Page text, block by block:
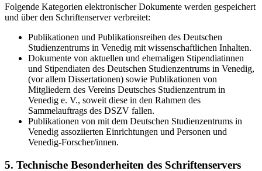
Folgende Kategorien elektronischer Dokumente werden gespeichert
und über den Schriftenserver verbreitet:
Publikationen und Publikationsreihen des Deutschen
Studienzentrums in Venedig mit wissenschaftlichen Inhalten.
Dokumente von aktuellen und ehemaligen Stipendiatinnen
und Stipendiaten des Deutschen Studienzentrums in Venedig,
(vor allem Dissertationen) sowie Publikationen von
Mitgliedern des Vereins Deutsches Studienzentrum in
Venedig e. V., soweit diese in den Rahmen des
Sammelauftrags des DSZV fallen.
Publikationen von mit dem Deutschen Studienzentrums in
Venedig assoziierten Einrichtungen und Personen und
Venedig-Forscher/innen.
5. Technische Besonderheiten des Schriftenservers